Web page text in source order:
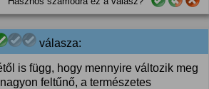
válasza:
is függ, hogy mennyire változik meg
feltűnő, a természetes